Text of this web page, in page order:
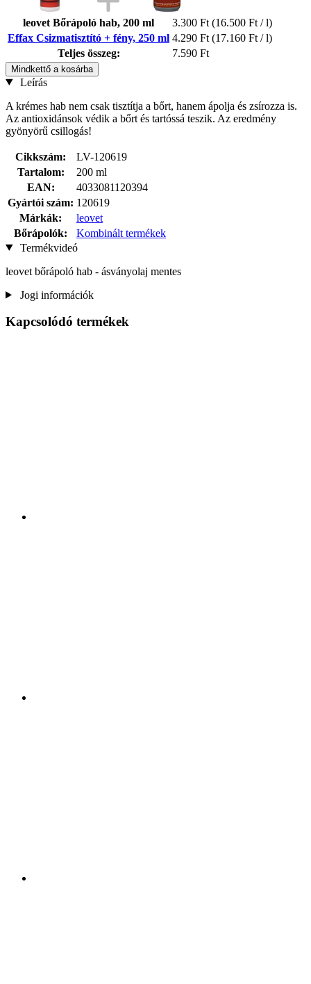
leovet Bőrápoló hab, 200 ml 3.300 Ft (16.500 Ft / l)
Effax Csizmatisztító + fény, 250 ml 4.290 Ft (17.160 Ft / l)
Teljes összeg:
7.590 Ft
Mindkettő a kosárba
Leírás
A krémes hab nem csak tisztítja a bőrt, hanem ápolja és zsírozza is.
Az antioxidánsok védik a bőrt és tartóssá teszik. Az eredmény
gyönyörű csillogás!
Cikkszám:
LV-120619
Tartalom:
200 ml
EAN:
4033081120394
Gyártói szám: 120619
Márkák:
leovet
Bőrápolók:
Kombinált termékek
Termékvideó
leovet bőrápoló hab - ásványolaj mentes
Jogi információk
Kapcsolódó termékek